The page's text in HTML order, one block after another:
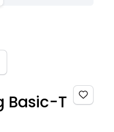
Basic-T